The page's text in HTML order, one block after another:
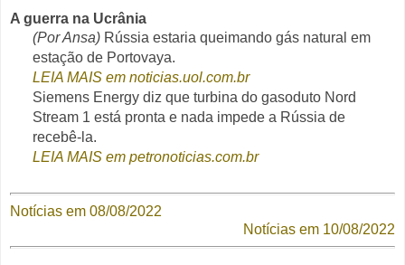
A guerra na Ucrânia
(Por Ansa)Rússia estaria queimando gás natural em
estação de Portovaya.
LEIA MAIS em noticias.uol.com.br
Siemens Energy diz que turbina do gasoduto Nord
Stream 1 está pronta e nada impede a Rússia de
recebê-la.
LEIA MAIS em petronoticias.com.br
Notícias em 08/08/2022
Notícias em 10/08/2022